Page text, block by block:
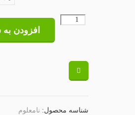
افزودن
شناسه محصول: نامعلوم